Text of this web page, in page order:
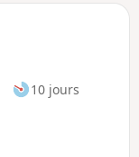
10 jours